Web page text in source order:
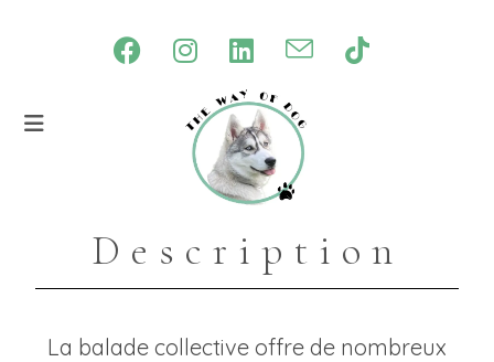
Description
La balade collective offre de nombreux